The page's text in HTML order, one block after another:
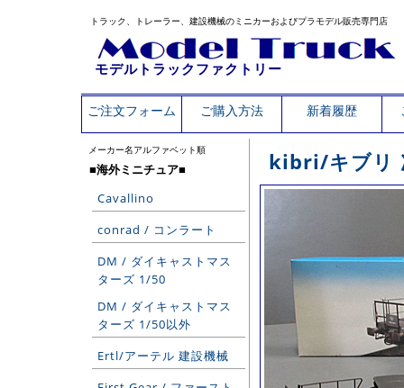
トラック、トレーラー、建設機械のミニカーおよびプラモデル販売専門店
モデルトラックファクトリー
ご注文フォーム ご購入方法 新着履歴
メーカー名アルファベット順
■海外ミニチュア■
Cavallino
conrad / コンラート
DM / ダイキャストマス
ターズ 1/50
DM / ダイキャストマス
ターズ 1/50以外
Ertl/アーテル 建設機械
kibri/キブリ